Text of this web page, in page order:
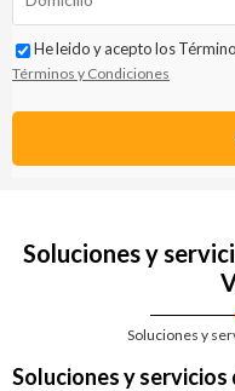
He leido y acepto los
Términos y Condiciones
Soluciones y
Soluciones y
Soluciones y